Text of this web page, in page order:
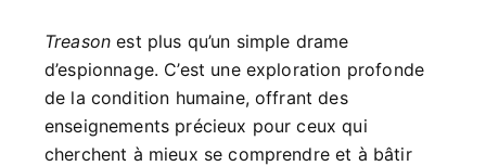
Treason est plus qu’un simple drame
d’espionnage. C’est une exploration profonde
de la condition humaine, offrant des
enseignements précieux pour ceux qui
cherchent à mieux se comprendre et à bâtir